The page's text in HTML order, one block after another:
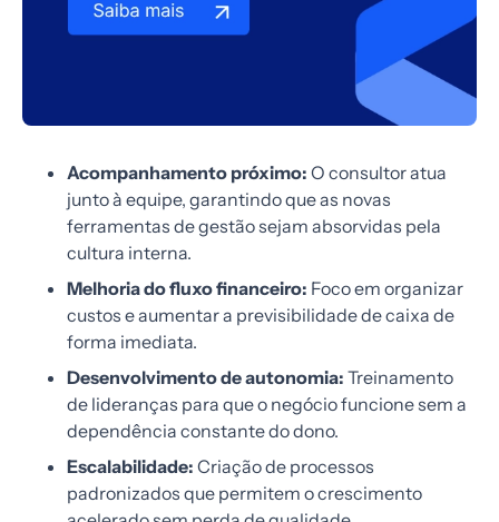
Acompanhamento próximo: O consultor atua
junto à equipe, garantindo que as novas
ferramentas de gestão sejam absorvidas pela
cultura interna.
Melhoria do fluxo financeiro: Foco em organizar
custos e aumentar a previsibilidade de caixa de
forma imediata.
Desenvolvimento de autonomia: Treinamento
de lideranças para que o negócio funcione sem a
dependência constante do dono.
Escalabilidade: Criação de processos
padronizados que permitem o crescimento